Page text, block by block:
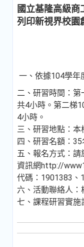
國立基隆高級
列印新視界校園
一、依據104學年
二、研習時間：第
共4小時。第二梯
4小時。
三、研習地點：本
四、研習名額：35
五、報名方式：
資訊網http://
代碼：1901383、
六、活動聯絡人
七、課程研習實施